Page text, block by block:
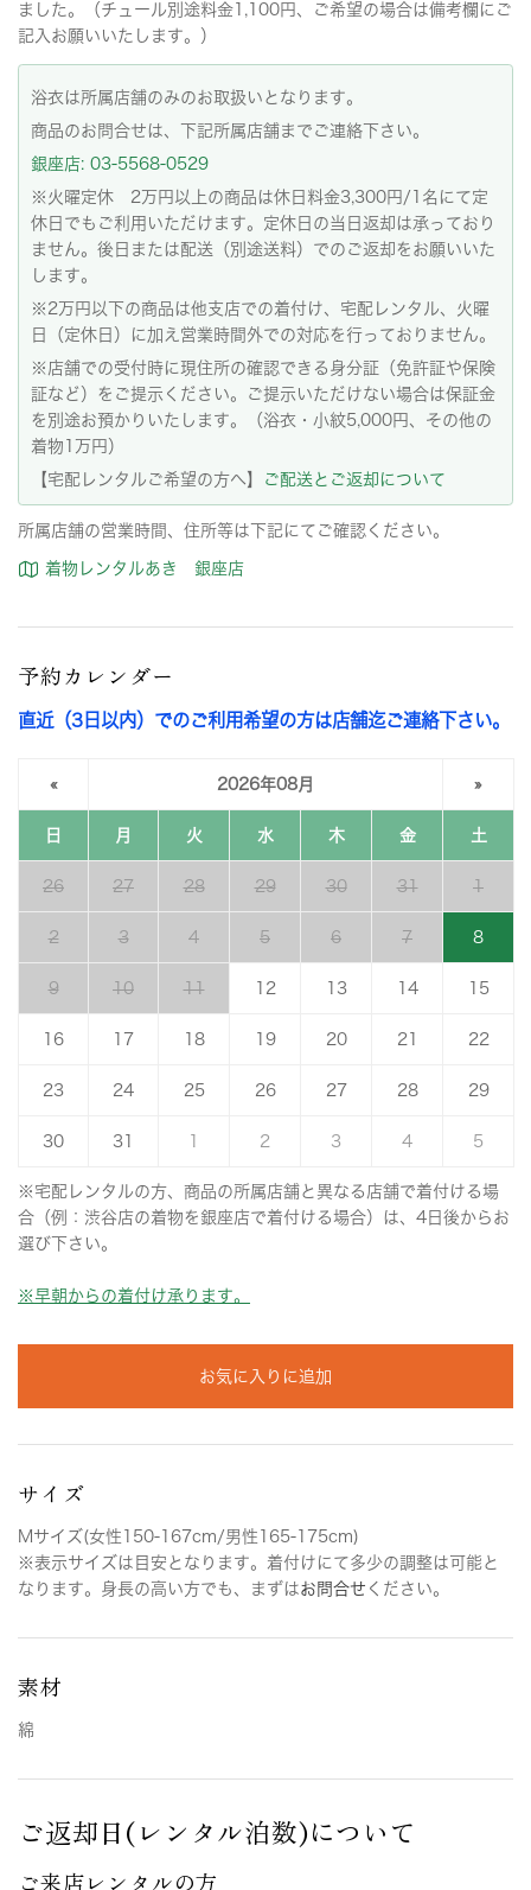
ました。（チュール別途料金1,100円、ご希望の場合は備考欄にご
記入お願いいたします。）
浴衣は所属店舗のみのお取扱いとなります。
商品のお問合せは、下記所属店舗までご連絡下さい。
銀座店: 03-5568-0529
※火曜定休 2万円以上の商品は休日料金3,300円/1名にて定
休日でもご利用いただけます。定休日の当日返却は承っており
ません。後日または配送（別途送料）でのご返却をお願いいた
します。
※2万円以下の商品は他支店での着付け、宅配レンタル、火曜
日（定休日）に加え営業時間外での対応を行っておりません。
※店舗での受付時に現住所の確認できる身分証（免許証や保険
証など）をご提示ください。ご提示いただけない場合は保証金
を別途お預かりいたします。（浴衣・小紋5,000円、その他の
着物1万円）
【宅配レンタルご希望の方へ】
ご配送とご返却について
所属店舗の営業時間、住所等は下記にてご確認ください。
着物レンタルあき 銀座店
予約カレンダー
直近（3日以内）でのご利用希望の方は店舗迄ご連絡下さい。
« 2026年08月 »
日 月 火 水 木 金 土
26 27 28 29 30 31 1
2 3 4 5 6 7 8
9 10 11 12 13 14 15
16 17 18 19 20 21 22
23 24 25 26 27 28 29
30 31 2 3 4 5
※宅配レンタルの方、商品の所属店舗と異なる店舗で着付ける場
合（例：渋谷店の着物を銀座店で着付ける場合）は、4日後からお
選び下さい。
※早朝からの着付け承ります。
お気に入りに追加
サイズ
Mサイズ(女性150-167cm/男性165-175cm)
※表示サイズは目安となります。着付けにて多少の調整は可能と
なります。身長の高い方でも、まずはお問合せ ください。
素材
綿
ご返却日(レンタル泊数)について
ご来店レンタルの方